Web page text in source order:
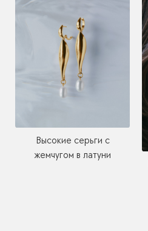
Высокие серьги с
жемчугом в латуни